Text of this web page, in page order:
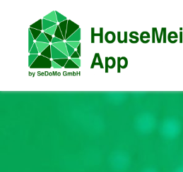
Hauptinhalt
wechseln